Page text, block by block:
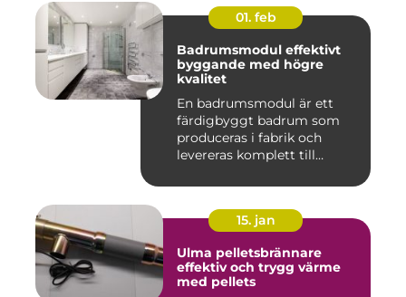
01. feb
Badrumsmodul effektivt
byggande med högre
kvalitet
En badrumsmodul är ett
färdigbyggt badrum som
produceras i fabrik och
levereras komplett till
15. jan
Ulma pelletsbrännare
effektiv och trygg värme
med pellets